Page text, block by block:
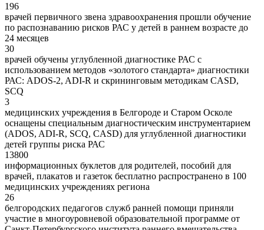
196
врачей первичного звена здравоохранения прошли обучение
по распознаванию рисков РАС у детей в раннем возрасте до
24 месяцев
30
врачей обучены углубленной диагностике РАС с
использованием методов «золотого стандарта» диагностики
РАС: ADOS-2, ADI-R и скрининговым методикам CASD,
SCQ
3
медицинских учреждения в Белгороде и Старом Осколе
оснащены специальным диагностическим инструментарием
(ADOS, ADI-R, SCQ, CASD) для углубленной диагностики
детей группы риска РАС
13800
информационных буклетов для родителей, пособий для
врачей, плакатов и газеток бесплатно распространено в 100
медицинских учреждениях региона
26
белгородских педагогов служб ранней помощи приняли
участие в многоуровневой образовательной программе от